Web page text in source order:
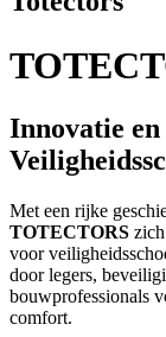
Innovatie
Met een rijke
TOTECTORS
voor
door legers,
bouwprofessionals
comfort.